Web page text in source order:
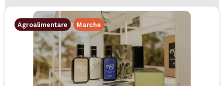
Agroalimentare Marche